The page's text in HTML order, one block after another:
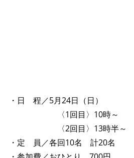
・日 程／5月24日（日）
〈1回目〉10時～
〈2回目〉13時半～
・定 員／各回10名 計20名